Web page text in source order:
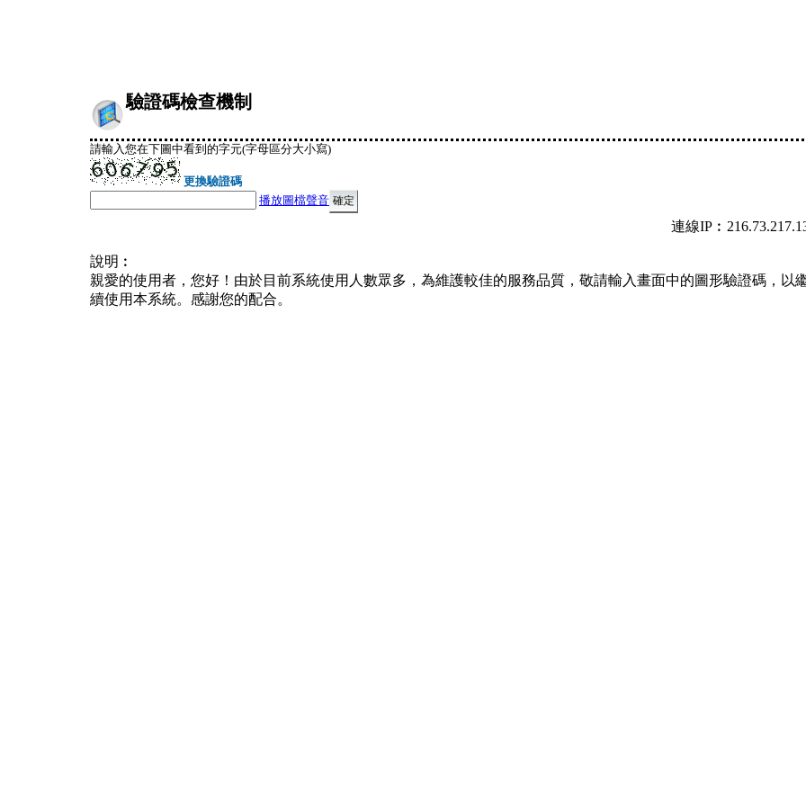
驗證碼檢查機制
請輸入您在下圖中看到的字元(字母區分大小寫)
更換驗證碼
播放圖檔聲音
連線
說明︰
親愛的使用者，您好！由於目前系統使用人數眾多，為維護較佳的服務品質，敬請輸入畫面中的圖形驗證碼，以
續使用本系統。感謝您的配合。